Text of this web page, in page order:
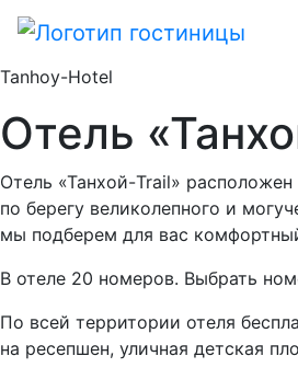
Tanhoy-Hotel
Отель
Отель «Танхой-Trail»
по берегу великолепного и
мы подберем для вас
В отеле 20 номеров. Выбрать
По всей территории отеля
на ресепшен, уличная детская